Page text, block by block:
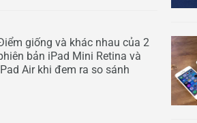
giống và khác nhau của 2
bản iPad Mini Retina và
Air khi đem ra so sánh